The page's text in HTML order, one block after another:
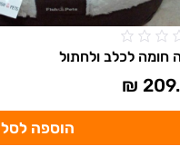
חומה לכלב ולחתול
₪
הוספה לסל